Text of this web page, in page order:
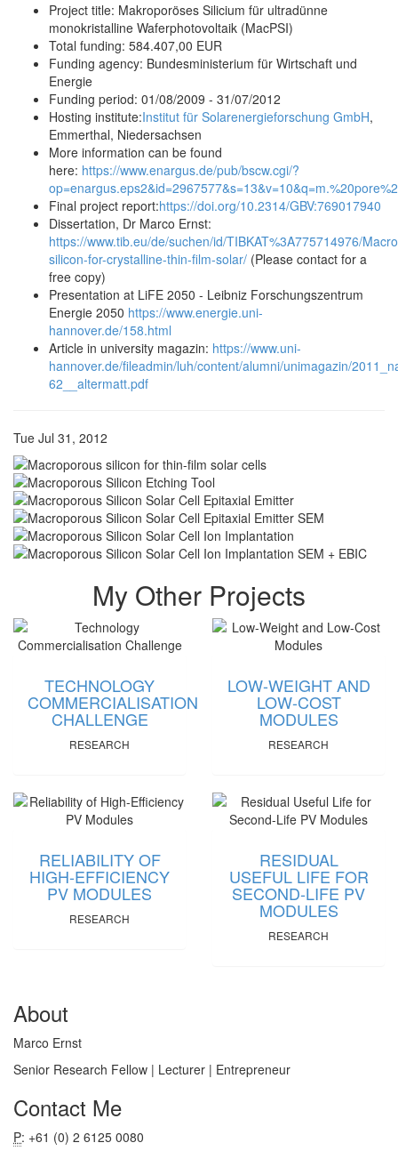
Project title: Makroporöses Silicium für ultradünne
monokristalline Waferphotovoltaik (MacPSI)
Total funding: 584.407,00 EUR
Funding agency: Bundesministerium für Wirtschaft und
Energie
Funding period: 01/08/2009 - 31/07/2012
Hosting institute:Institut für Solarenergieforschung GmbH,
Emmerthal, Niedersachsen
More information can be found
here: https://www.enargus.de/pub/bscw.cgi/?
Final project report:https://doi.org/10.2314/GBV:769017940
Dissertation, Dr Marco Ernst:
https://www.tib.eu/de/suchen/id/TIBKAT%3A775714976/
silicon-for-crystalline-thin-film-solar/ (Please contact for a
free copy)
Presentation at LiFE 2050 - Leibniz Forschungszentrum
Energie 2050 https://www.energie.uni-
hannover.de/158.html
Article in university magazin: https://www.uni-
hannover.de/fileadmin/luh/content/alumni/unimagazin/
62__altermatt.pdf
Tue Jul 31, 2012
My Other Projects
TECHNOLOGY
COMMERCIALISATION
CHALLENGE
RESEARCH
LOW-WEIGHT AND
LOW-COST
MODULES
RESEARCH
RELIABILITY OF
HIGH-EFFICIENCY
PV MODULES
RESEARCH
RESIDUAL
USEFUL LIFE FOR
SECOND-LIFE PV
MODULES
RESEARCH
About
Marco Ernst
Senior Research Fellow | Lecturer | Entrepreneur
Contact Me
P: +61 (0) 2 6125 0080